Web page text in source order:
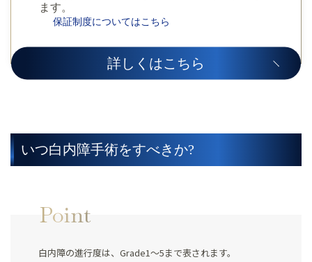
ます。
保証制度についてはこちら
詳しくはこちら
いつ白内障手術をすべきか?
Point
白内障の進行度は、Grade1～5まで表されます。